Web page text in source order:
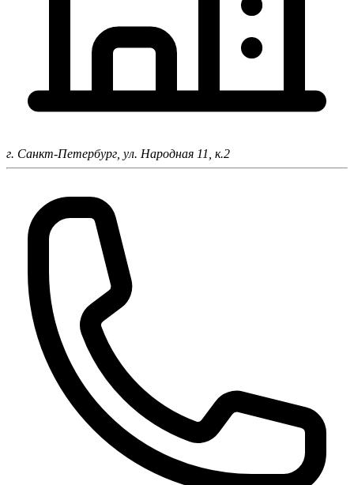
г. Санкт-Петербург, ул. Народная 11, к.2